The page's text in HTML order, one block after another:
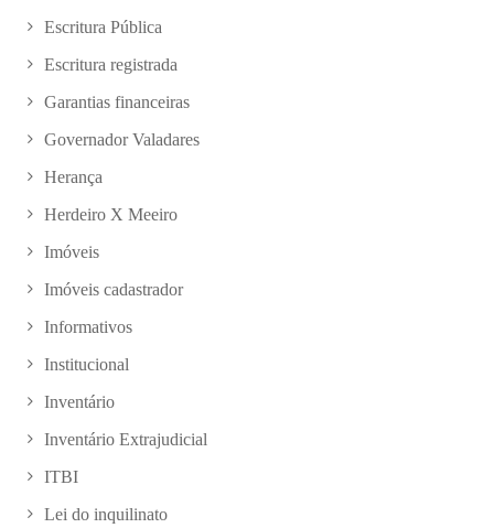
Escritura Pública
Escritura registrada
Garantias financeiras
Governador Valadares
Herança
Herdeiro X Meeiro
Imóveis
Imóveis cadastrador
Informativos
Institucional
Inventário
Inventário Extrajudicial
ITBI
Lei do inquilinato